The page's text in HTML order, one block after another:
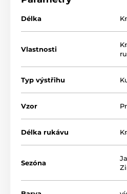
Délka
Vlastnosti
Typ výstřihu
Vzor
Délka rukávu
Sezóna